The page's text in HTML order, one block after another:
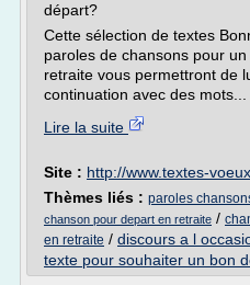
départ?
Cette sélection de textes
paroles de chansons pour
retraite vous permettront de
continuation avec des mots...
Lire la suite
Site : http://www.textes-
Thèmes liés : paroles
chanson pour depart en retraite /
en retraite / discours a l
texte pour souhaiter un bon